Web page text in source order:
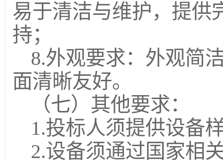
易于清洁与维护，提供
持；
8.外观要求：外观简
面清晰友好。
（七）其他要求：
1.投标人须提供设备
2.设备须通过国家相